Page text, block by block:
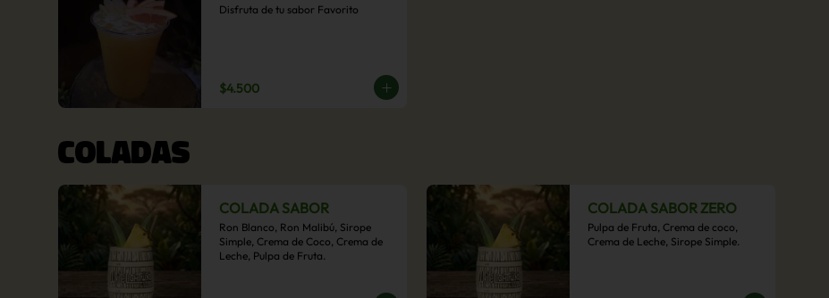
Disfruta de tu sabor Favorito
$4.500
COLADAS
COLADA SABOR
Ron Blanco, Ron Malibú, Sirope
Simple, Crema de Coco, Crema de
Leche, Pulpa de Fruta.
COLADA SABOR ZERO
Pulpa de Fruta, Crema de coco,
Crema de Leche, Sirope Simple.